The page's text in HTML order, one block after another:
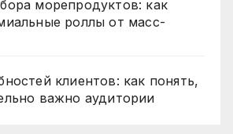
морепродуктов: как
роллы от масс-
клиентов: как понять,
важно аудитории